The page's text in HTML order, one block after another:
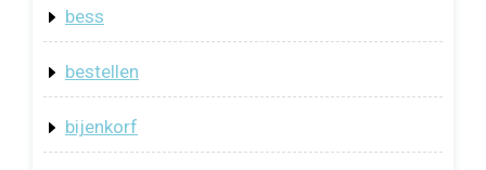
bess
bestellen
bijenkorf